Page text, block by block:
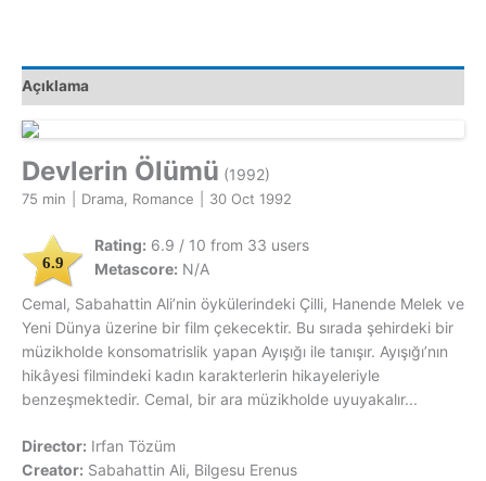
Açıklama
Devlerin Ölümü (1992)
75 min Drama, Romance 30 Oct 1992
6.9
Rating: 6.9 / 10 from 33 users
Metascore: N/A
Cemal, Sabahattin Ali’nin öykülerindeki Çilli, Hanende Melek ve
Yeni Dünya üzerine bir film çekecektir. Bu sırada şehirdeki bir
müzikholde konsomatrislik yapan Ayışığı ile tanışır. Ayışığı’nın
hikâyesi filmindeki kadın karakterlerin hikayeleriyle
benzeşmektedir. Cemal, bir ara müzikholde uyuyakalır...
Director: Irfan Tözüm
Creator: Sabahattin Ali, Bilgesu Erenus